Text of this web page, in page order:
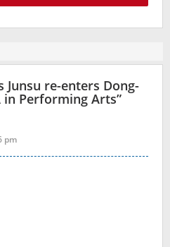
Junsu re-enters Dong-
Performing Arts”
pm